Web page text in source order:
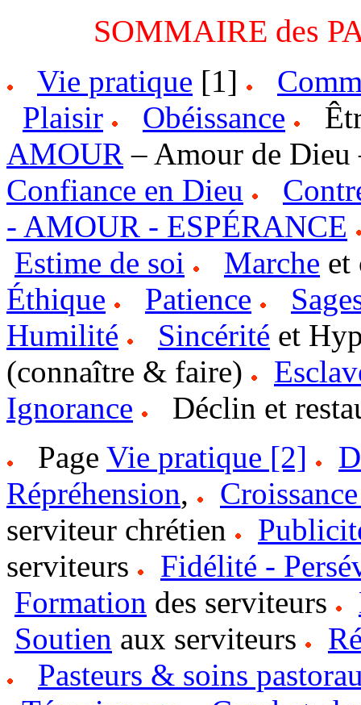
SOMMAIRE des
Vie pratique [1]
Plaisir
Obéissance
AMOUR – Amour de
Confiance en Dieu
- AMOUR - ESPÉRANCE
Estime de soi
Marche et
Éthique
Patience
Humilité
Sincérité et
(connaître & faire)
Ignorance
Déclin et
Page Vie pratique [2]
Répréhension,
serviteur chrétien
serviteurs
Fidélité -
Formation des serviteurs
Soutien aux serviteurs
Pasteurs & soins